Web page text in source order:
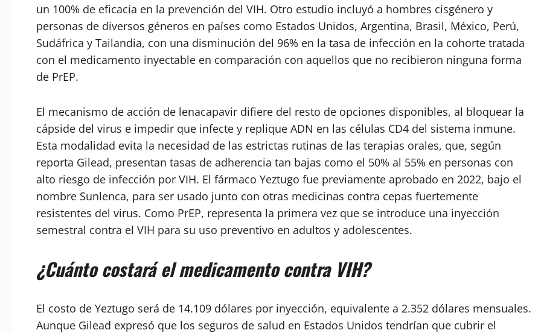
un 100% de eficacia en la prevención del VIH. Otro estudio incluyó a hombres cisgénero y
personas de diversos géneros en países como Estados Unidos, Argentina, Brasil, México, Perú,
Sudáfrica y Tailandia, con una disminución del 96% en la tasa de infección en la cohorte tratada
con el medicamento inyectable en comparación con aquellos que no recibieron ninguna forma
de PrEP.
El mecanismo de acción de lenacapavir difiere del resto de opciones disponibles, al bloquear la
cápside del virus e impedir que infecte y replique ADN en las células CD4 del sistema inmune.
Esta modalidad evita la necesidad de las estrictas rutinas de las terapias orales, que, según
reporta Gilead, presentan tasas de adherencia tan bajas como el 50% al 55% en personas con
alto riesgo de infección por VIH. El fármaco Yeztugo fue previamente aprobado en 2022, bajo el
nombre Sunlenca, para ser usado junto con otras medicinas contra cepas fuertemente
resistentes del virus. Como PrEP, representa la primera vez que se introduce una inyección
semestral contra el VIH para su uso preventivo en adultos y adolescentes.
¿Cuánto costará el medicamento contra VIH?
El costo de Yeztugo será de 14.109 dólares por inyección, equivalente a 2.352 dólares mensuales.
Aunque Gilead expresó que los seguros de salud en Estados Unidos tendrían que cubrir el